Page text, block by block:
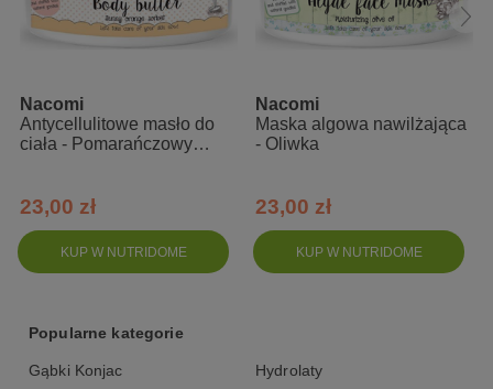
aktywna formuła pielęgnacyjna
zawiera specjalnie opracowaną mieszankę naturalnych
skutecznie pielęgnuje i chroni skórę przed procesami
starzenia
odpowiedni dla wszystkich rodzajów skóry
Sposób użycia:
Wmasuj potrzebną ilość kremu w skórę piersi. Twój dekolt na
pewno też skorzysta jeśli i jemu zafundujesz właściwą dawkę
Skład INCI:
KUP W NUTRIDOME
Nacomi
Antycellulitowe masło do
ciała - Pomarańczowy
23,00 zł
KUP W NUTRIDOME
Nacomi
Maska algowa nawilżająca
- Oliwka
23,00 zł
Popularne kategorie
Gąbki Konjac Hydrolaty